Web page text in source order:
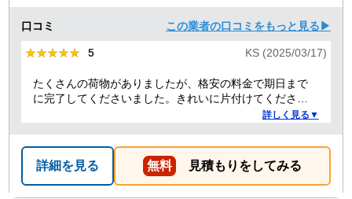
口コミ この業者の口コミをもっと見る▶
★★★★★
★★★★★ 5 KS (2025/03/17)
たくさんの荷物がありましたが、格安の料金で期日まで
に完了してくださいました。きれいに片付けてくださり
ありがとうございました。作業の進捗も報告してくださ
詳しく見る▼
詳細を見る 無料 見積もりをしてみる